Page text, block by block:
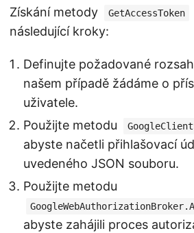
Získání metody GetAccessToken
následující kroky:
Definujte požadované
našem případě žádáme o
uživatele.
Použijte metodu
abyste načetli přihlašovací
uvedeného JSON souboru.
Použijte metodu
abyste zahájili proces